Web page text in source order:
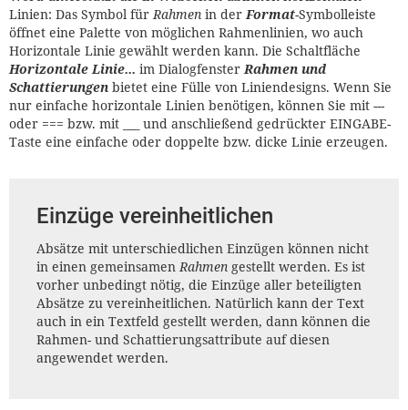
Linien: Das Symbol für Rahmen in der Format-Symbolleiste
öffnet eine Palette von möglichen Rahmenlinien, wo auch
Horizontale Linie gewählt werden kann. Die Schaltfläche
Horizontale Linie... im Dialogfenster Rahmen und
Schattierungen bietet eine Fülle von Liniendesigns. Wenn Sie
nur einfache horizontale Linien benötigen, können Sie mit ---
oder === bzw. mit ___ und anschließend gedrückter EINGABE-
Taste eine einfache oder doppelte bzw. dicke Linie erzeugen.
Einzüge vereinheitlichen
Absätze mit unterschiedlichen Einzügen können nicht
in einen gemeinsamen Rahmen gestellt werden. Es ist
vorher unbedingt nötig, die Einzüge aller beteiligten
Absätze zu vereinheitlichen. Natürlich kann der Text
auch in ein Textfeld gestellt werden, dann können die
Rahmen- und Schattierungsattribute auf diesen
angewendet werden.